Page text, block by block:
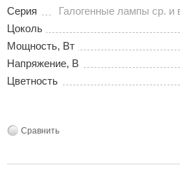
Серия
Галогенные лампы ср. и
Цоколь
Мощность, Вт
Напряжение, В
Цветность
Сравнить